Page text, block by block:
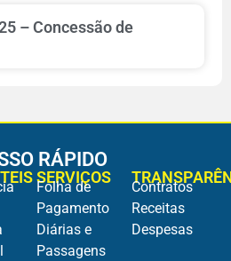
– Concessão de
RÁPIDO
SERVIÇOS
Folha de
Pagamento
Diárias e
Passagens
Contratos
Receitas
Despesas